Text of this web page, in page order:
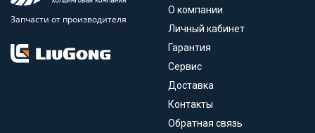
Запчасти от производителя
О компании
Личный кабинет
Гарантия
Сервис
Доставка
Контакты
Обратная связь